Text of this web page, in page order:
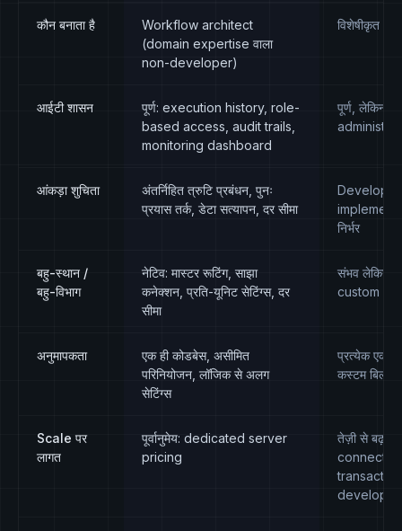
कौन बनाता है
Workflow architect
(domain expertise वाला
non-developer)
विशेषीकृत
आईटी शासन
पूर्ण: execution history, role-
based access, audit trails,
monitoring dashboard
पूर्ण, लेकिन
आंकड़ा शुचिता
अंतर्निहित त्रुटि प्रबंधन, पुनः
प्रयास तर्क, डेटा सत्यापन, दर सीमा
Developer
निर्भर
बहु-स्थान /
बहु-विभाग
नेटिव: मास्टर रूटिंग, साझा
कनेक्शन, प्रति-यूनिट सेटिंग्स, दर
सीमा
संभव लेकिन
custom
अनुमापकता
एक ही कोडबेस, असीमित
परिनियोजन, लॉजिक से अलग
सेटिंग्स
प्रत्येक
कस्टम बिल्ड
Scale पर
लागत
पूर्वानुमेय: dedicated server
pricing
तेज़ी से बढ़ता
developer